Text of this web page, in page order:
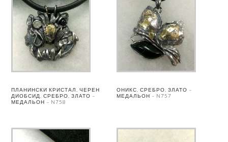
ПЛАНИНСКИ КРИСТАЛ, ЧЕРЕН
ДИОБСИД, СРЕБРО, ЗЛАТО –
МЕДАЛЬОН – N758
ОНИКС, СРЕБРО, ЗЛАТО –
МЕДАЛЬОН – N757